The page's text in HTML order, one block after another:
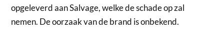
opgeleverd aan Salvage, welke de schade op zal
nemen. De oorzaak van de brand is onbekend.